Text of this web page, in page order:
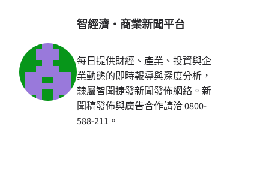
智經濟・商業新聞平台
每日提供財經、產業、投資與企
業動態的即時報導與深度分析，
隸屬智聞捷發新聞發佈網絡。新
聞稿發佈與廣告合作請洽 0800-
588-211。